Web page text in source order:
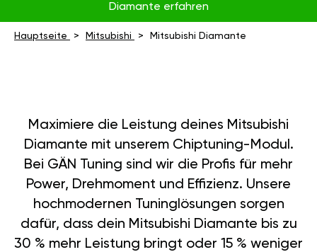
Diamante erfahren
Hauptseite Mitsubishi Mitsubishi Diamante
Maximiere die Leistung deines Mitsubishi
Diamante mit unserem Chiptuning-Modul.
Bei GÄN Tuning sind wir die Profis für mehr
Power, Drehmoment und Effizienz. Unsere
hochmodernen Tuninglösungen sorgen
dafür, dass dein Mitsubishi Diamante bis zu
30 % mehr Leistung bringt oder 15 % weniger